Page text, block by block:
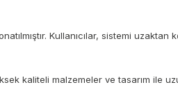
Kullanıcılar, sistemi
kaliteli malzemeler ve tasarım ile